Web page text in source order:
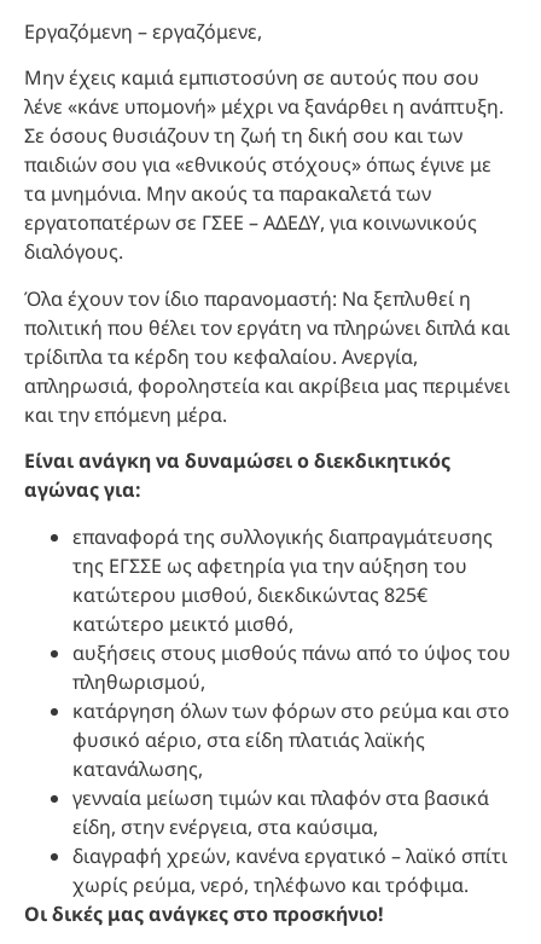
Εργαζόμενη – εργαζόμενε,
Μην έχεις καμιά εμπιστοσύνη σε αυτούς που σου
λένε «κάνε υπομονή» μέχρι να ξανάρθει η ανάπτυξη.
Σε όσους θυσιάζουν τη ζωή τη δική σου και των
παιδιών σου για «εθνικούς στόχους» όπως έγινε με
τα μνημόνια. Μην ακούς τα παρακαλετά των
εργατοπατέρων σε ΓΣΕΕ – ΑΔΕΔΥ, για κοινωνικούς
διαλόγους.
Όλα έχουν τον ίδιο παρανομαστή: Να ξεπλυθεί η
πολιτική που θέλει τον εργάτη να πληρώνει διπλά και
τρίδιπλα τα κέρδη του κεφαλαίου. Ανεργία,
απληρωσιά, φοροληστεία και ακρίβεια μας περιμένει
και την επόμενη μέρα.
Είναι ανάγκη να δυναμώσει ο διεκδικητικός
αγώνας για:
επαναφορά της συλλογικής διαπραγμάτευσης
της ΕΓΣΣΕ ως αφετηρία για την αύξηση του
κατώτερου μισθού, διεκδικώντας 825€
κατώτερο μεικτό μισθό,
αυξήσεις στους μισθούς πάνω από το ύψος του
πληθωρισμού,
κατάργηση όλων των φόρων στο ρεύμα και στο
φυσικό αέριο, στα είδη πλατιάς λαϊκής
κατανάλωσης,
γενναία μείωση τιμών και πλαφόν στα βασικά
είδη, στην ενέργεια, στα καύσιμα,
διαγραφή χρεών, κανένα εργατικό – λαϊκό σπίτι
χωρίς ρεύμα, νερό, τηλέφωνο και τρόφιμα.
Οι δικές μας ανάγκες στο προσκήνιο!